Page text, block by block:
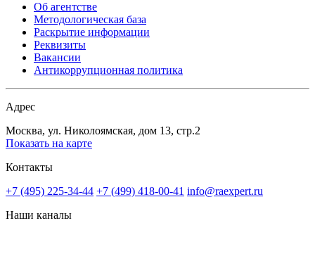
Об агентстве
Методологическая база
Раскрытие информации
Реквизиты
Вакансии
Антикоррупционная политика
Адрес
Москва, ул. Николоямская, дом 13, стр.2
Показать на карте
Контакты
+7 (495) 225-34-44 +7 (499) 418-00-41 info@raexpert.ru
Наши каналы